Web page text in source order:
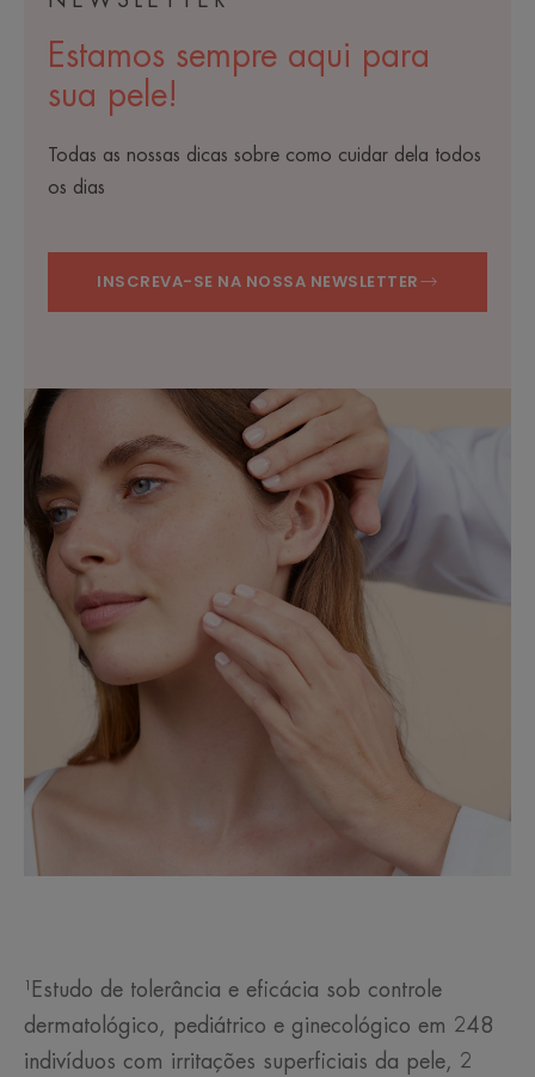
Estamos sempre aqui para
sua pele!
Todas as nossas dicas sobre como cuidar dela todos
os dias
INSCREVA-SE NA NOSSA NEWSLETTER
¹Estudo de tolerância e eficácia sob controle
dermatológico, pediátrico e ginecológico em 248
indivíduos com irritações superficiais da pele, 2